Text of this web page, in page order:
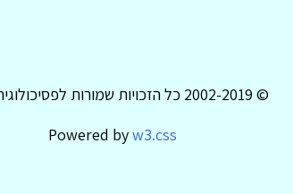
© 2002-2019 כל הזכויות שמורות לפסיכולוגיה עברית
Powered byw3.css